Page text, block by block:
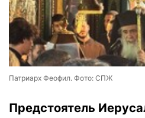
Патриарх Феофил. Фото: СПЖ
Предстоятель